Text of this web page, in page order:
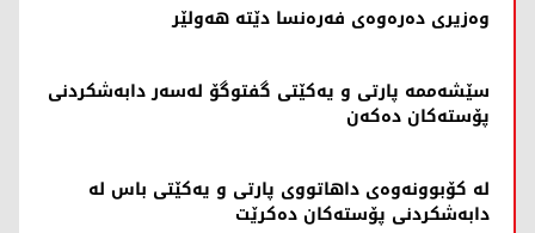
وەزیری دەرەوەی فەرەنسا دێتە هەولێر
سێشەممە پارتی و یەکێتی گفتوگۆ لەسەر دابەشکردنی
پۆستەکان دەکەن
لە کۆبوونەوەی داهاتووی پارتی و یەکێتی باس لە
دابەشکردنی پۆستەکان دەکرێت